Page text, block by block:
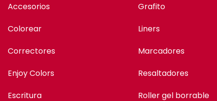
Accesorios
Colorear
Correctores
Enjoy Colors
Escritura
Grafito
Liners
Marcadores
Resaltadores
Roller gel borrable